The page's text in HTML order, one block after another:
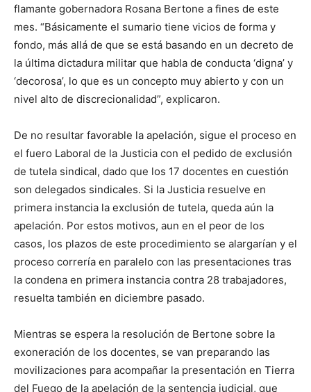
flamante gobernadora Rosana Bertone a fines de este
mes. “Básicamente el sumario tiene vicios de forma y
fondo, más allá de que se está basando en un decreto de
la última dictadura militar que habla de conducta ‘digna’ y
‘decorosa’, lo que es un concepto muy abierto y con un
nivel alto de discrecionalidad”, explicaron.
De no resultar favorable la apelación, sigue el proceso en
el fuero Laboral de la Justicia con el pedido de exclusión
de tutela sindical, dado que los 17 docentes en cuestión
son delegados sindicales. Si la Justicia resuelve en
primera instancia la exclusión de tutela, queda aún la
apelación. Por estos motivos, aun en el peor de los
casos, los plazos de este procedimiento se alargarían y el
proceso correría en paralelo con las presentaciones tras
la condena en primera instancia contra 28 trabajadores,
resuelta también en diciembre pasado.
Mientras se espera la resolución de Bertone sobre la
exoneración de los docentes, se van preparando las
movilizaciones para acompañar la presentación en Tierra
del Fuego de la apelación de la sentencia judicial, que